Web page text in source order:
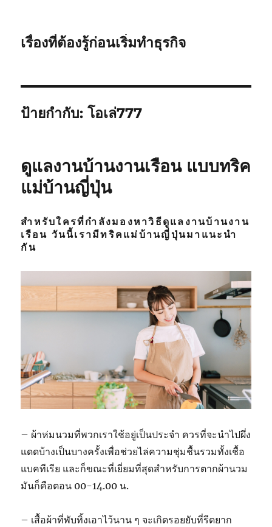
เรื่องที่ต้องรู้ก่อนเริ่มทำธุรกิจ
ป้ายกำกับ:โอเล่777
ดูแลงานบ้านงานเรือน แบบทริค
แม่บ้านญี่ปุ่น
สำหรับใครที่กำลังมองหาวิธีดูแลงานบ้านงาน
เรือน วันนี้เรามีทริคแม่บ้านญี่ปุ่นมาแนะนำ
กัน
– ผ้าห่มนวมที่พวกเราใช้อยู่เป็นประจำ ควรที่จะนำไปผึ่ง
แดดบ้างเป็นบางครั้งเพื่อช่วยไล่ความชุ่มชื้นรวมทั้งเชื้อ
แบคทีเรีย และก็ขณะที่เยี่ยมที่สุดสำหรับการตากผ้านวม
มันก็คือตอน 00-14.00 น.
– เสื้อผ้าที่พับทิ้งเอาไว้นาน ๆ จะเกิดรอยยับที่รีดยาก